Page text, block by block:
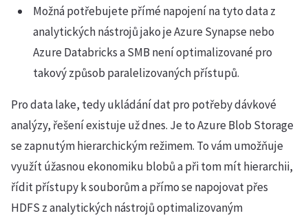
Možná potřebujete přímé napojení na tyto data z
analytických nástrojů jako je Azure Synapse nebo
Azure Databricks a SMB není optimalizované pro
takový způsob paralelizovaných přístupů.
Pro data lake, tedy ukládání dat pro potřeby dávkové
analýzy, řešení existuje už dnes. Je to Azure Blob Storage
se zapnutým hierarchickým režimem. To vám umožňuje
využít úžasnou ekonomiku blobů a při tom mít hierarchii,
řídit přístupy k souborům a přímo se napojovat přes
HDFS z analytických nástrojů optimalizovaným